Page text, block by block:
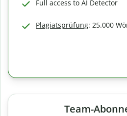
Full access to AI Detector
Plagiatsprüfung: 25.000
Team-